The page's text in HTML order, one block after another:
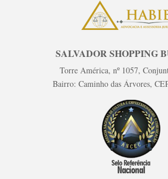
SALVADOR SHOPPING
Torre América, nº 1057,
Bairro: Caminho das Árvores,